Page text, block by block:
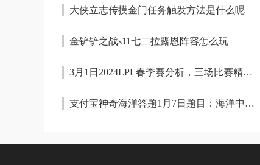
大侠立志传摸金门任务触发方法是什么呢
金铲铲之战s11七二拉露恩阵容怎么玩
3月1日2024LPL春季赛分析，三场比赛精彩满满！
支付宝神奇海洋答题1月7日题目：海洋中的鲸也需要睡觉吗